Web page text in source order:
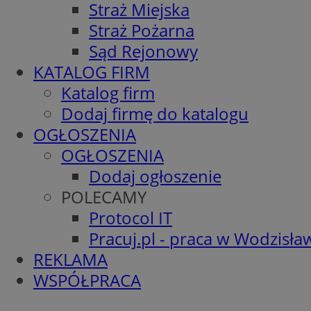
Straż Miejska
Straż Pożarna
Sąd Rejonowy
KATALOG FIRM
Katalog firm
Dodaj firmę do katalogu
OGŁOSZENIA
OGŁOSZENIA
Dodaj ogłoszenie
POLECAMY
Protocol IT
Pracuj.pl - praca w
REKLAMA
WSPÓŁPRACA